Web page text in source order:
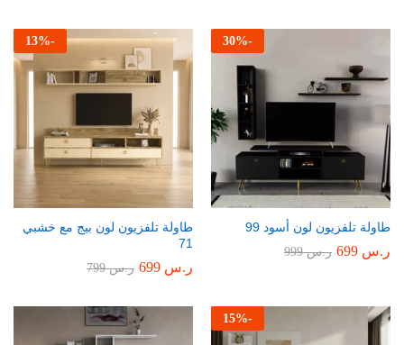
-
30%
طاولة تلفزيون لون أسود 99
ر.س ر.س999
-
13%
طاولة تلفزيون لون بيج مع خشبي
71
ر.س ر.س799
-
15%